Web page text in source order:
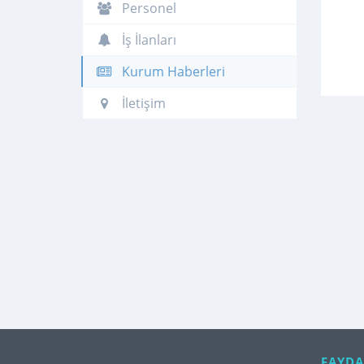
Personel
İş İlanları
Kurum Haberleri
İletişim